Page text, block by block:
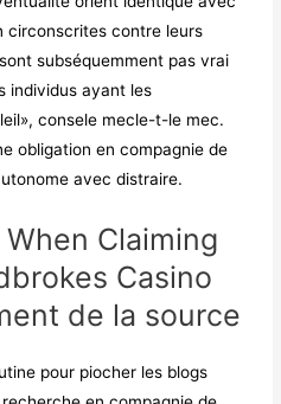
circonscrites contre leurs
subséquemment pas vrai
individus ayant les
consele mecle-t-le mec.
obligation en compagnie de
avec distraire.
Claiming
Casino
de la source
pour piocher les blogs